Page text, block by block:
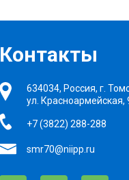
634034, Россия, г.
ул. Красноармейская,
+7 (3822) 288-288
smr70@niipp.ru
Контакты